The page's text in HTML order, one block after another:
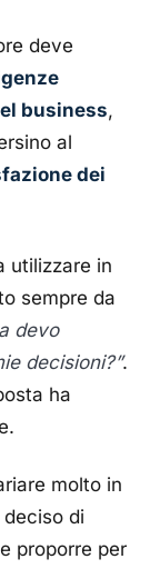
deve
business,
al
dei
utilizzare in
sempre da
devo
decisioni?”.
ha
molto in
deciso di
e proporre per